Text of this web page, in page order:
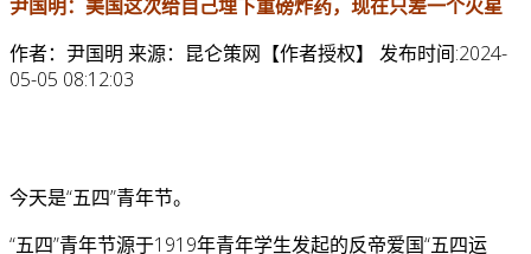
尹国明：美国这次给自己埋下重磅炸药，现在只差一个火星
作者：尹国明 来源：昆仑策网【作者授权】 发布时间:2024-
05-05 08:12:03
今天是“五四”青年节。
“五四”青年节源于1919年青年学生发起的反帝爱国“五四运